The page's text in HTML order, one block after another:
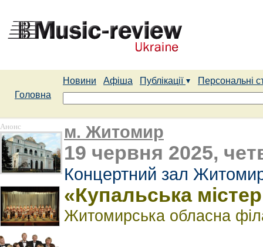
Новини Афіша Публікації
Персональні
Головна
Анонс м. Житомир
19 червня 2025,
Концертний зал
«Купальська
Житомирська обласна